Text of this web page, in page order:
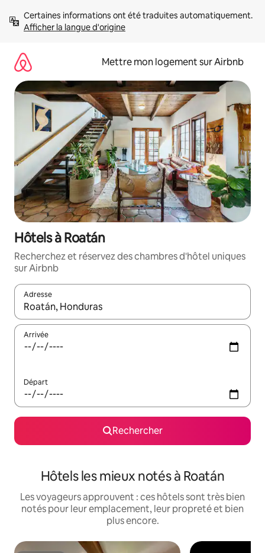
directement
Afficher la langue d'origine
Mettre mon logement sur Airbnb
Hôtels à Roatán
Recherchez et réservez des chambres d'hôtel uniques
sur Airbnb
Adresse
Lorsque les résultats s'affichent, utilisez les flèches vers le
Arrivée
Départ
Rechercher
Hôtels les mieux notés à Roatán
Les voyageurs approuvent : ces hôtels sont très bien
notés pour leur emplacement, leur propreté et bien
plus encore.